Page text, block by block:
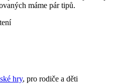
máme pár tipů.
hry, pro rodiče a děti